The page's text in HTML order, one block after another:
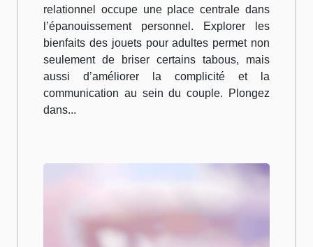
relationnel occupe une place centrale dans
l’épanouissement personnel. Explorer les
bienfaits des jouets pour adultes permet non
seulement de briser certains tabous, mais
aussi d’améliorer la complicité et la
communication au sein du couple. Plongez
dans...